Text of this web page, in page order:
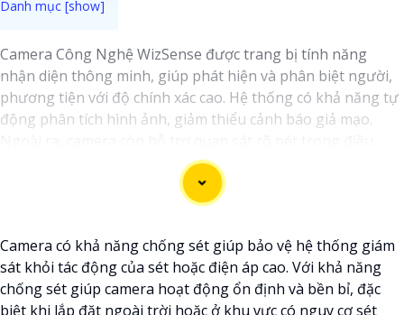
Camera Công Nghệ WizSense được trang bị tính năng
nhận diện thông minh, giúp phát hiện và phân biệt người,
phương tiện với độ chính xác cao. Hệ thống có khả năng tự
động phân tích hình ảnh, giảm thiểu cảnh báo giả mạo.
kiện ánh sáng yếu nhờ công nghệ Starlight và các tính
năng này giúp nâng cao hiệu quả giám sát và bảo vệ an
Camera có khả năng chống sét giúp bảo vệ hệ thống giám
sát khỏi tác động của sét hoặc điện áp cao. Với khả năng
chống sét giúp camera hoạt động ổn định và bền bỉ, đặc
biệt khi lắp đặt ngoài trời hoặc ở khu vực có nguy cơ sét